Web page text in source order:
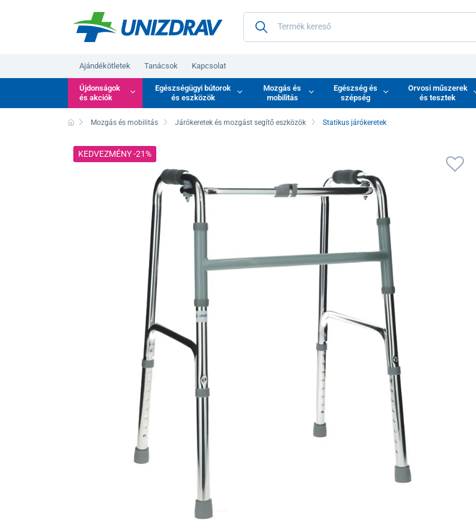
Ajándékötletek Tanácsok Kapcsolat
Újdonságok
és akciók
Egészségügyi bútorok
és eszközök
Mozgás és
mobilitás
Egészség és
szépség
Orvosi műszerek
és tesztek
Mozgás és mobilitás Járókeretek és mozgást segítő eszközök Statikus járókeretek
KEDVEZMÉNY -21%